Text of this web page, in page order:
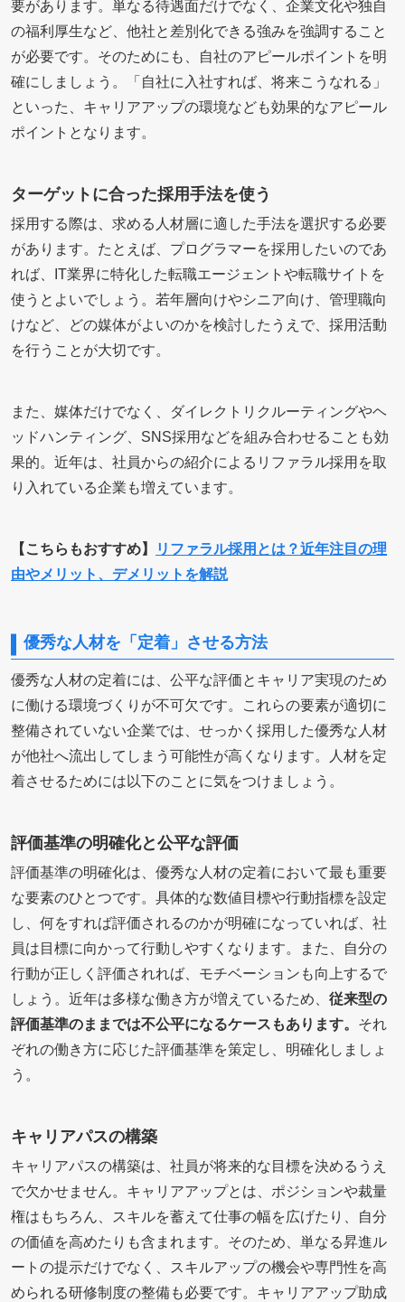
要があります。単なる待遇面だけでなく、企業文化や独自
の福利厚生など、他社と差別化できる強みを強調すること
が必要です。そのためにも、自社のアピールポイントを明
確にしましょう。「自社に入社すれば、将来こうなれる」
といった、キャリアアップの環境なども効果的なアピール
ポイントとなります。
ターゲットに合った採用手法を使う
採用する際は、求める人材層に適した手法を選択する必要
があります。たとえば、プログラマーを採用したいのであ
れば、IT業界に特化した転職エージェントや転職サイトを
使うとよいでしょう。若年層向けやシニア向け、管理職向
けなど、どの媒体がよいのかを検討したうえで、採用活動
を行うことが大切です。
また、媒体だけでなく、ダイレクトリクルーティングやヘ
ッドハンティング、SNS採用などを組み合わせることも効
果的。近年は、社員からの紹介によるリファラル採用を取
り入れている企業も増えています。
【こちらもおすすめ】
リファラル採用とは？近年注目の理
由やメリット、デメリットを解説
優秀な人材を「定着」させる方法
優秀な人材の定着には、公平な評価とキャリア実現のため
に働ける環境づくりが不可欠です。これらの要素が適切に
整備されていない企業では、せっかく採用した優秀な人材
が他社へ流出してしまう可能性が高くなります。人材を定
着させるためには以下のことに気をつけましょう。
評価基準の明確化と公平な評価
評価基準の明確化は、優秀な人材の定着において最も重要
な要素のひとつです。具体的な数値目標や行動指標を設定
し、何をすれば評価されるのかが明確になっていれば、社
員は目標に向かって行動しやすくなります。また、自分の
行動が正しく評価されれば、モチベーションも向上するで
しょう。近年は多様な働き方が増えているため、 従来型の
評価基準のままでは不公平になるケースもあります。 それ
ぞれの働き方に応じた評価基準を策定し、明確化しましょ
う。
キャリアパスの構築
キャリアパスの構築は、社員が将来的な目標を決めるうえ
で欠かせません。キャリアアップとは、ポジションや裁量
権はもちろん、スキルを蓄えて仕事の幅を広げたり、自分
の価値を高めたりも含まれます。そのため、単なる昇進ル
ートの提示だけでなく、スキルアップの機会や専門性を高
められる研修制度の整備も必要です。キャリアアップ助成